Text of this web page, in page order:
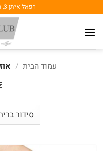
to
content
רפאל איתן 3, חולון (לתאם טלפונית)
עמוד הבית /